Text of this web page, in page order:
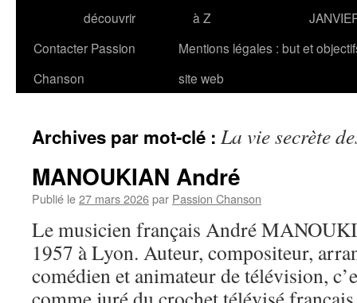
découvrir
à Z
Contacter Passion
Chanson
Mentions légales : but et
site web
Archives par mot-clé : La vie secrète
MANOUKIAN André
Publié le27 mars 2026par Passion Chanson
Le musicien français André
1957 à Lyon. Auteur, compositeur,
comédien et animateur de télévision,